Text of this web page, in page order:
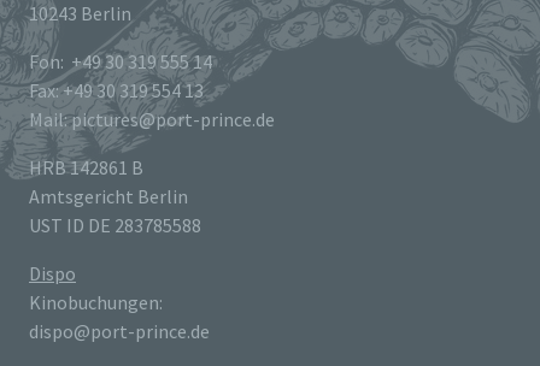
10243 Berlin
Fon: +49 30 319 555 14
Fax: +49 30 319 554 13
Mail: pictures@port-prince.de
HRB 142861 B
Amtsgericht Berlin
UST ID DE 283785588
Dispo
Kinobuchungen:
dispo@port-prince.de